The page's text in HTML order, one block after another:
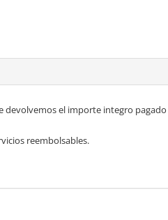
el importe integro
reembolsables.